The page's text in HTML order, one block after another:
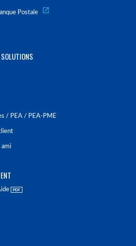
Postale
/ PEA / PEA-PME
ami